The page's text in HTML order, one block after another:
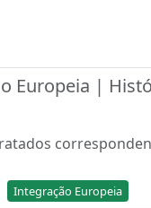
Europeia |
Integração Europeia